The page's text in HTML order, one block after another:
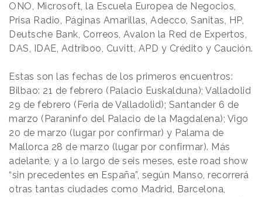
ONO, Microsoft, la Escuela Europea de Negocios,
Prisa Radio, Páginas Amarillas, Adecco, Sanitas, HP,
Deutsche Bank, Correos, Avalon la Red de Expertos,
DAS, IDAE, Adtriboo, Cuvitt, APD y Crédito y Caución.
Estas son las fechas de los primeros encuentros:
Bilbao: 21 de febrero (Palacio Euskalduna); Valladolid
29 de febrero (Feria de Valladolid); Santander 6 de
marzo (Paraninfo del Palacio de la Magdalena); Vigo
20 de marzo (lugar por confirmar) y Palama de
Mallorca 28 de marzo (lugar por confirmar). Más
adelante, y a lo largo de seis meses, este road show
“sin precedentes en España”, según Manso, recorrerá
otras tantas ciudades como Madrid, Barcelona,